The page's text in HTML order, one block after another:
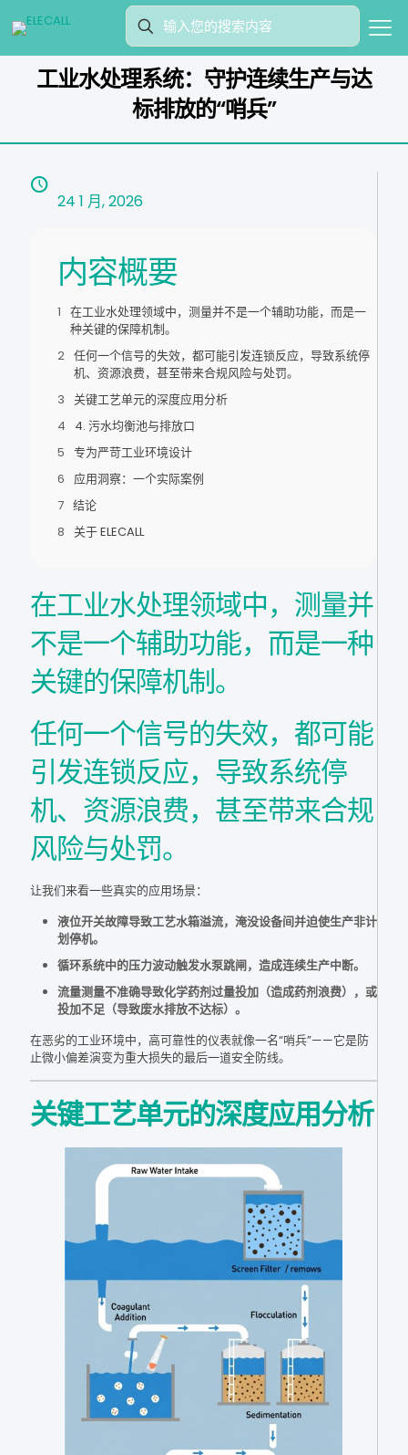
工业水处理系统：守护连续生产与达
标排放的“哨兵”
24 1 月, 2026
内容概要
在工业水处理领域中，测量并不是一个辅助功能，而是一
种关键的保障机制。
任何一个信号的失效，都可能引发连锁反应，导致系统停
机、资源浪费，甚至带来合规风险与处罚。
关键工艺单元的深度应用分析
4. 污水均衡池与排放口
专为严苛工业环境设计
应用洞察：一个实际案例
结论
关于 ELECALL
在工业水处理领域中，测量并
不是一个辅助功能，而是一种
关键的保障机制。
任何一个信号的失效，都可能
引发连锁反应，导致系统停
机、资源浪费，甚至带来合规
风险与处罚。
让我们来看一些真实的应用场景：
液位开关故障导致工艺水箱溢流，淹没设备间并迫使生产非计
划停机。
循环系统中的压力波动触发水泵跳闸，造成连续生产中断。
流量测量不准确导致化学药剂过量投加（造成药剂浪费），或
投加不足（导致废水排放不达标）。
在恶劣的工业环境中，高可靠性的仪表就像一名“哨兵”——它是防
止微小偏差演变为重大损失的最后一道安全防线。
关键工艺单元的深度应用分析